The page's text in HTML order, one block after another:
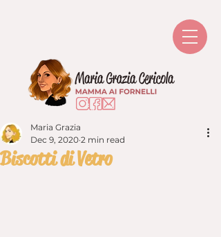
Biscotti di Vetro
Maria Grazia
Dec 9, 2020 2 min read